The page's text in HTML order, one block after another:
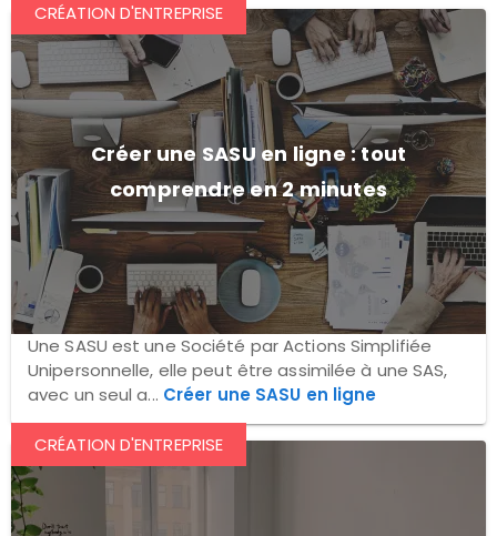
Créer une SASU en ligne : tout
comprendre en 2 minutes
CRÉATION D'ENTREPRISE
Une SASU est une Société par Actions Simplifiée
Unipersonnelle, elle peut être assimilée à une SAS,
avec un seul a... Créer une SASU en ligne
CRÉATION D'ENTREPRISE